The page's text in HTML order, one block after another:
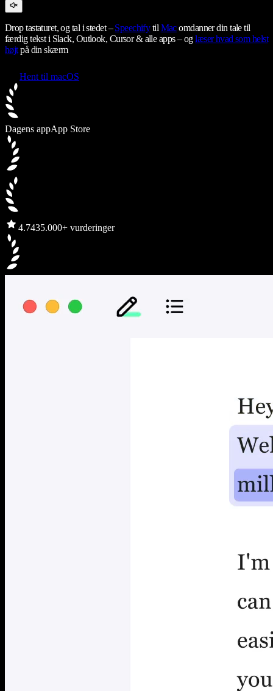
Drop tastaturet, og tal i stedet –Speechifytil Macomdanner din tale til
færdig tekst i Slack, Outlook, Cursor & alle apps – oglæser hvad som helst
højtpå din skærm
Hent til macOS
Dagens appApp Store
4.7435.000+ vurderinger